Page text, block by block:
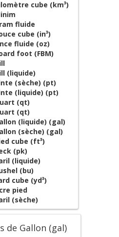
cube (km³)
fluide
cube (in³)
fluide (oz)
foot (FBM)
(liquide)
(sèche) (pt)
(liquide) (pt)
(qt)
(qt)
(liquide) (gal)
(sèche) (gal)
cube (ft³)
(pk)
(liquide)
(bu)
cube (yd³)
pied
(sèche)
de Gallon (gal)